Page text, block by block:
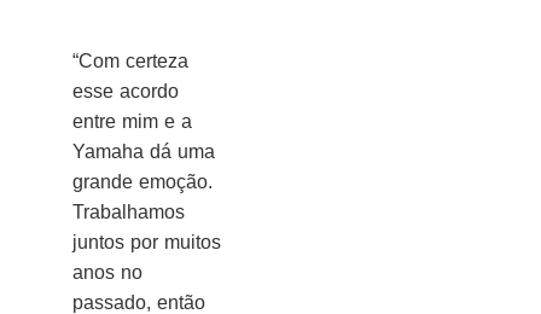
“Com certeza
esse acordo
entre mim e a
Yamaha dá uma
grande emoção.
Trabalhamos
juntos por muitos
anos no
passado, então